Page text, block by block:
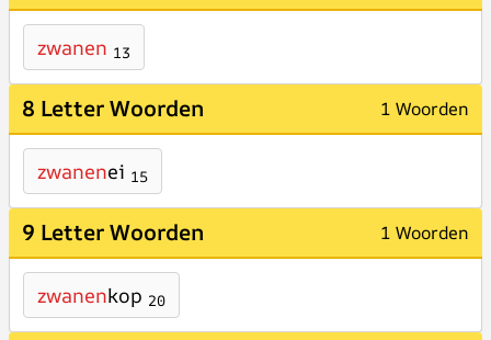
zwanen 13
8 Letter Woorden 1 Woorden
zwanenei 15
9 Letter Woorden 1 Woorden
zwanenkop 20